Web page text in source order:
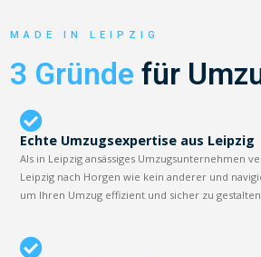
MADE IN LEIPZIG
3 Gründe für
Echte Umzugsexpertise aus Leipzig
Als in Leipzig ansässiges Umzugsunternehmen
Leipzig nach Horgen wie kein anderer und
um Ihren Umzug effizient und sicher zu gestalten.